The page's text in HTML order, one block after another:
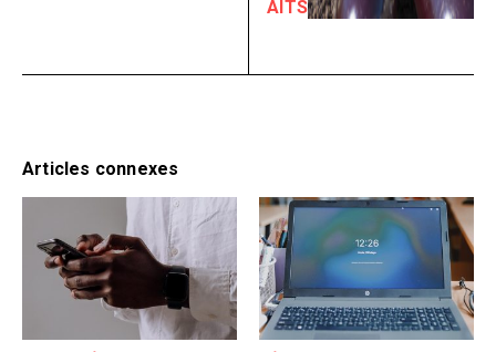
AITS
Articles connexes